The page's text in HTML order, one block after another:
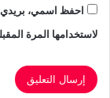
احفظ اسمي، بريدي
لاستخدامها المرة